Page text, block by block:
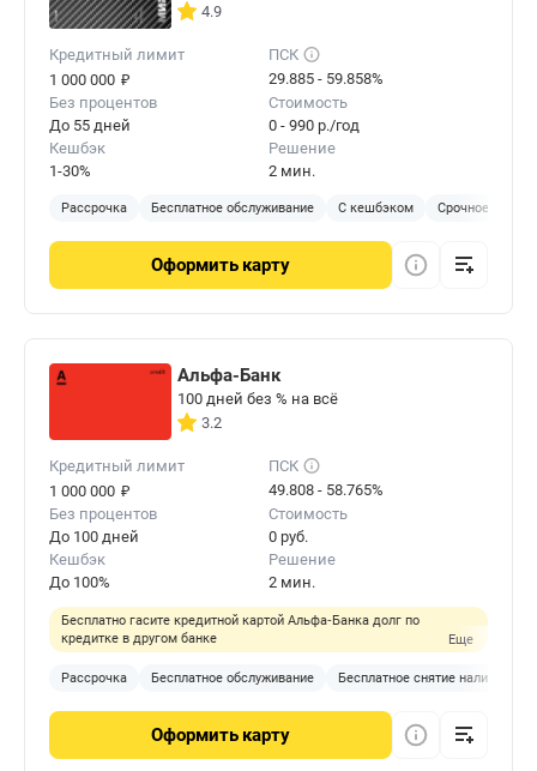
4.9
Кредитный лимит
1 000 000 ₽
ПСК
29.885 - 59.858%
Без процентов
До 55 дней
Стоимость
0 - 990 р./год
Кешбэк
1-30%
Решение
2 мин.
Рассрочка Бесплатное обслуживание С кешбэком Срочное
Оформить карту
Альфа-Банк
100 дней без % на всё
3.2
Кредитный лимит
1 000 000 ₽
ПСК
49.808 - 58.765%
Без процентов
До 100 дней
Стоимость
0 руб.
Кешбэк
До 100%
Решение
2 мин.
Бесплатно гасите кредитной картой Альфа‑Банка долг по
кредитке в другом банке
Еще
Рассрочка Бесплатное обслуживание Бесплатное снятие наличных
Оформить карту